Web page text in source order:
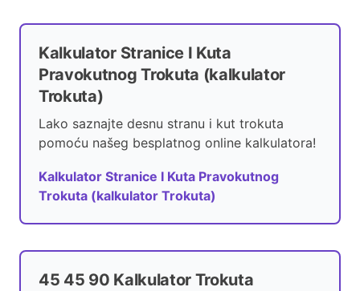
Kalkulator Stranice I Kuta
Pravokutnog Trokuta (kalkulator
Trokuta)
Lako saznajte desnu stranu i kut trokuta
pomoću našeg besplatnog online kalkulatora!
Kalkulator Stranice I Kuta Pravokutnog
Trokuta (kalkulator Trokuta)
45 45 90 Kalkulator Trokuta